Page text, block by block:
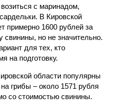
с маринадом,
В Кировской
примерно 1600 рублей за
но не значительно.
для тех, кто
на подготовку.
области популярны
грибы – около 1571 рубля
со стоимостью свинины.